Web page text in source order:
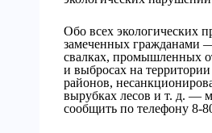
Обо всех экологических
замеченных гражданами
свалках, промышленных
и выбросах на
районов,
вырубках лесов и т. д. —
сообщить по телефону 8-